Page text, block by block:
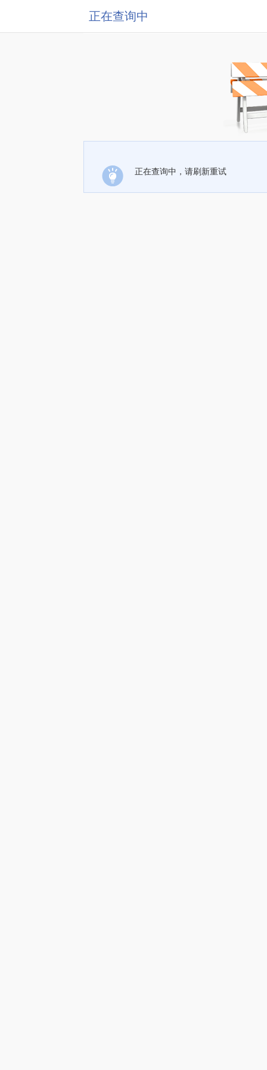
正在查询中
正在查询中，请刷新重试